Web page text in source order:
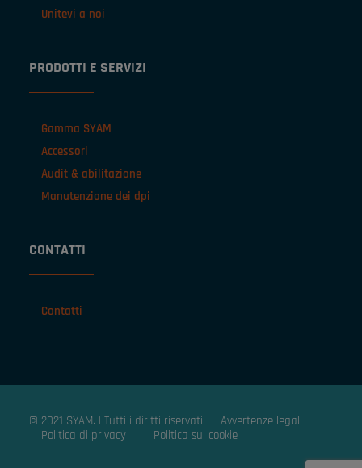
Unitevi a noi
PRODOTTI E SERVIZI
Gamma SYAM
Accessori
Audit & abilitazione
Manutenzione dei dpi
CONTATTI
Contatti
© 2021 SYAM. | Tutti i diritti riservati.
Avvertenze legali
Politica di privacy
Politica sui cookie